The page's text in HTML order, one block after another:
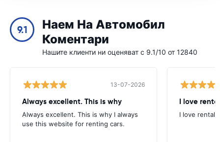
9.1
Наем На Автомобил
Коментари
Нашите клиенти ни оценяват с 9.1/10 от 12840
13-07-2026
Always excellent. This is why
Always excellent. This is why I always
use this website for renting cars.
I love
I love rental